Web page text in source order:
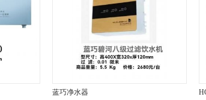
蓝巧净水器